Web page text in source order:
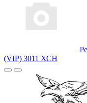
(VIP) 3011 ХСН